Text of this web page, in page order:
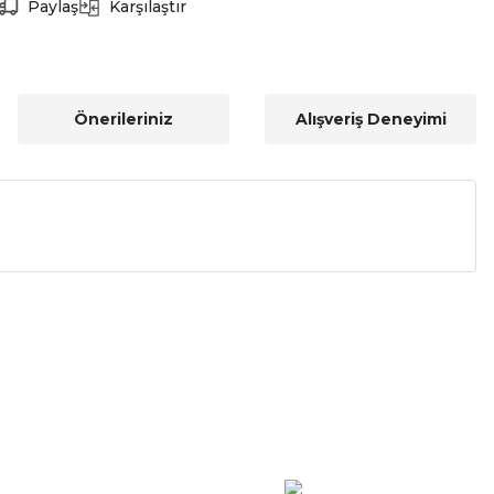
Paylaş Karşılaştır
Önerileriniz Alışveriş Deneyimi